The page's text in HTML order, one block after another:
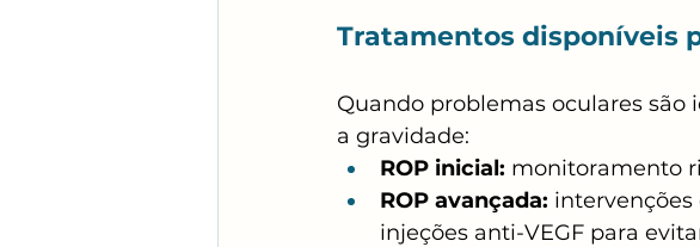
Tratamentos disponíveis
Quando problemas oculares
a gravidade:
ROP inicial: monitoramento
ROP avançada: intervenções
injeções anti-VEGF para